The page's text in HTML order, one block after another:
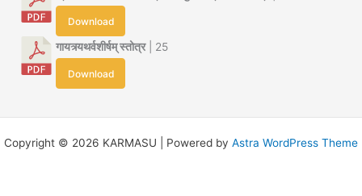
Download
गायत्र्यथर्वशीर्षम् स्तोत्र| 25
Download
Copyright © 2026 KARMASU | Powered by Astra WordPress Theme